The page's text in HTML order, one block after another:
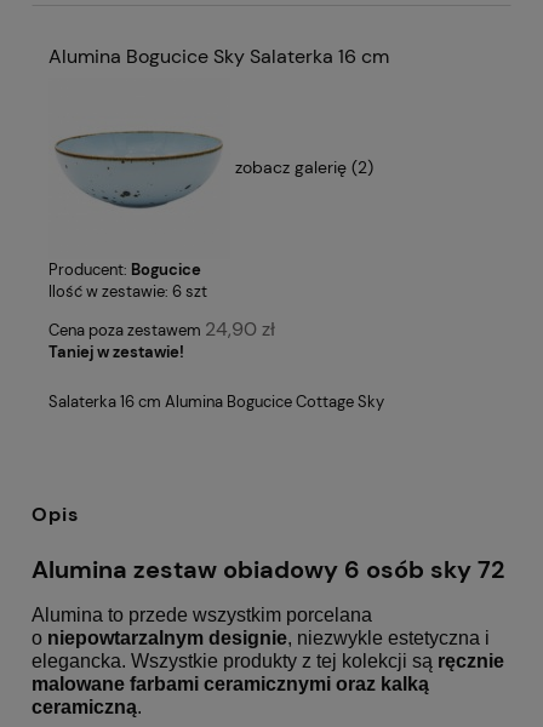
Alumina Bogucice Sky Salaterka 16 cm
zobacz galerię (2)
Producent: Bogucice
Ilość w zestawie: 6szt
Cena poza zestawem 24,90 zł
Taniej w zestawie!
Salaterka 16 cm Alumina Bogucice Cottage Sky
Opis
Alumina zestaw obiadowy 6 osób sky 72
Alumina to przede wszystkim porcelana
o niepowtarzalnym designie, niezwykle estetyczna i
elegancka. Wszystkie produkty z tej kolekcji są ręcznie
malowane farbami ceramicznymi oraz kalką
ceramiczną.